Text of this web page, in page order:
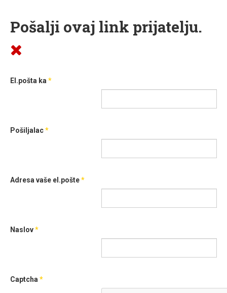
Pošalji ovaj link prijatelju.
El.pošta ka *
Pošiljalac*
Adresa vaše el.pošte*
Naslov*
Captcha *